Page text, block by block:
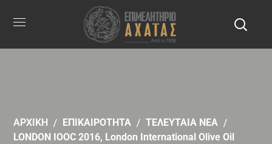
ΑΡΧΙΚΗ ΕΠΙΚΑΙΡΟΤΗΤΑ
ΤΕΛΕΥΤΑΙΑ ΝΕΑ
LONDON IOOC 2016, London International Olive Oil